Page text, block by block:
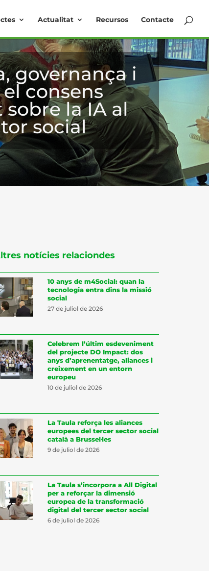
Actualitat Recursos Contacte
governança i
consens
la IA al
social
notícies relaciondes
10 anys de m4Social: quan la
tecnologia entra dins la missió
social
27 de juliol de 2026
Celebrem l’últim esdeveniment
del projecte DO Impact: dos
anys d’aprenentatge, aliances i
creixement en un entorn
europeu
10 de juliol de 2026
La Taula reforça les aliances
europees del tercer sector social
català a Brussel·les
9 de juliol de 2026
La Taula s’incorpora a All Digital
per a reforçar la dimensió
europea de la transformació
digital del tercer sector social
6 de juliol de 2026